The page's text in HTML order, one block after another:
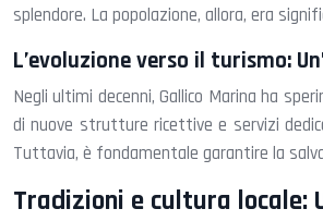
splendore. La popolazione, allora, era
L’evoluzione verso il turismo:
Negli ultimi decenni, Gallico Marina ha
di nuove strutture ricettive e servizi
Tuttavia, è fondamentale garantire la
Tradizioni e cultura locale: